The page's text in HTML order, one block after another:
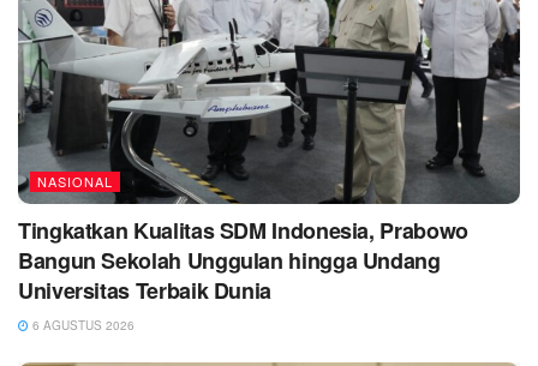
NASIONAL
Tingkatkan Kualitas SDM Indonesia, Prabowo
Bangun Sekolah Unggulan hingga Undang
Universitas Terbaik Dunia
6 AGUSTUS 2026